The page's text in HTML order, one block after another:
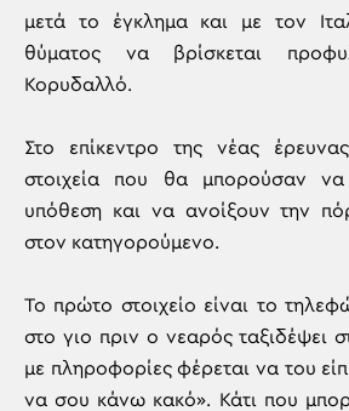
μετά το έγκλημα και με τον
θύματος να βρίσκεται
Κορυδαλλό.
Στο επίκεντρο της νέας
στοιχεία που θα μπορούσαν
υπόθεση και να ανοίξουν την
στον κατηγορούμενο.
Το πρώτο στοιχείο είναι το
στο γιο πριν ο νεαρός ταξιδέψει
με πληροφορίες φέρεται να του
να σου κάνω κακό». Κάτι που